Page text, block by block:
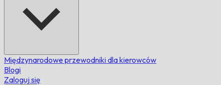
Międzynarodowe przewodniki dla kierowców
Blogi
Zaloguj się